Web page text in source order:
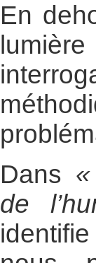
En
Dans
de